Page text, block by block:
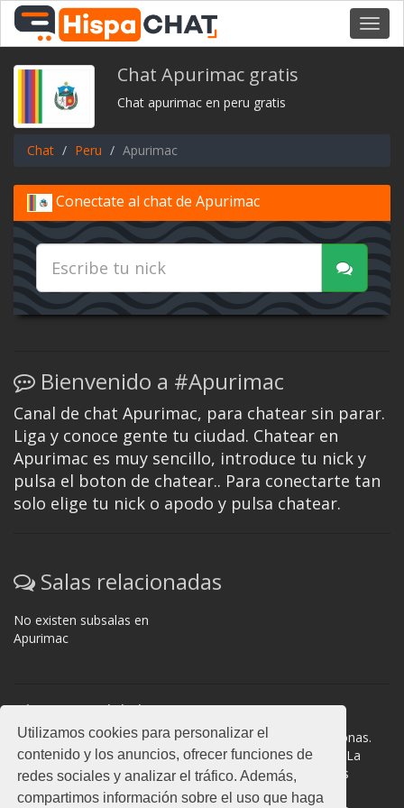
Utilizamos cookies para personalizar el
contenido y los anuncios, ofrecer funciones de
redes sociales y analizar el tráfico. Además,
compartimos información sobre el uso que haga
Chat Apurimac gratis
Chat apurimac en peru gratis
Chat Peru Apurimac
Conectate al chat de Apurimac
Bienvenido a #Apurimac
Canal de chat Apurimac, para chatear sin parar.
Liga y conoce gente tu ciudad. Chatear en
Apurimac es muy sencillo, introduce tu nick y
pulsa el boton de chatear.. Para conectarte tan
solo elige tu nick o apodo y pulsa chatear.
Salas relacionadas
No existen subsalas en
Apurimac
Normas del chat
#Apurimac es una sala donde participan cientos de personas.
Mantén la educación y compórtate como en la vida real. La
privacidad de los usuarios es muy importante, no facilites
información de terceros. Todas las salas cuentan con